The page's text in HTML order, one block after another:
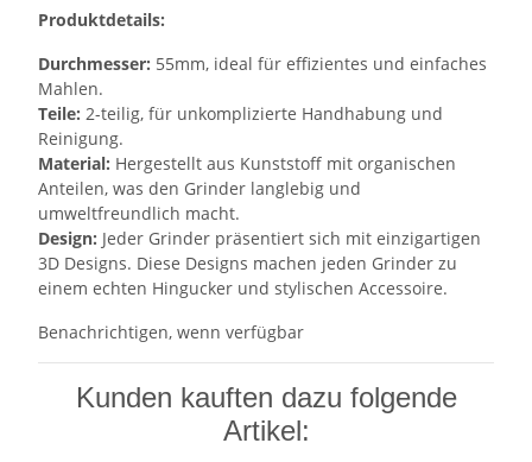
Produktdetails:
Durchmesser: 55mm, ideal für effizientes und einfaches
Mahlen.
Teile: 2-teilig, für unkomplizierte Handhabung und
Reinigung.
Material: Hergestellt aus Kunststoff mit organischen
Anteilen, was den Grinder langlebig und
umweltfreundlich macht.
Design: Jeder Grinder präsentiert sich mit einzigartigen
3D Designs. Diese Designs machen jeden Grinder zu
einem echten Hingucker und stylischen Accessoire.
Benachrichtigen, wenn verfügbar
Kunden kauften dazu folgende
Artikel: